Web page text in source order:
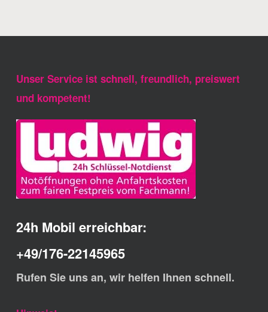
Unser Service ist schnell, freundlich, preiswert
und kompetent!
24h Mobil erreichbar:
+49/176-22145965
Rufen Sie uns an, wir helfen Ihnen schnell.